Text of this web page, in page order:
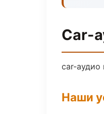
Car-
car-аудио
Наши